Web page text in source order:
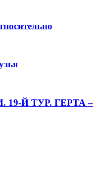
Й ТУР. ГЕРТА –